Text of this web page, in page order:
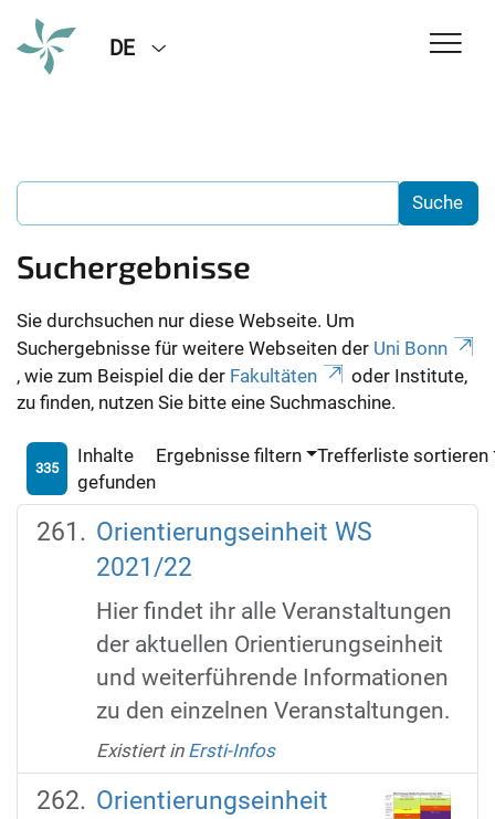
DE
Suchergebnisse
Sie durchsuchen nur diese Webseite. Um
Suchergebnisse für weitere Webseiten der Uni Bonn
, wie zum Beispiel die der Fakultäten
oder Institute,
zu finden, nutzen Sie bitte eine Suchmaschine.
335
Inhalte
gefunden
Ergebnisse filtern Trefferliste sortieren
Orientierungseinheit WS
2021/22
Hier findet ihr alle Veranstaltungen
der aktuellen Orientierungseinheit
und weiterführende Informationen
zu den einzelnen Veranstaltungen.
Existiert in Ersti-Infos
Orientierungseinheit